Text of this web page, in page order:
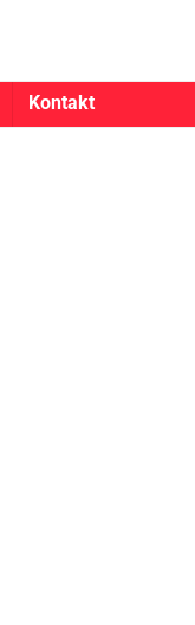
Kontakt